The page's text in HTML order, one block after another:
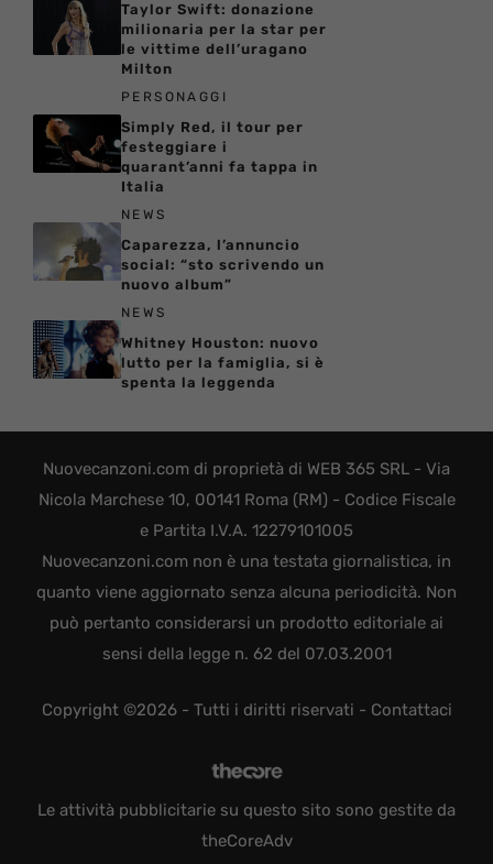
Taylor Swift: donazione
milionaria per la star per
le vittime dell’uragano
Milton
PERSONAGGI
Simply Red, il tour per
festeggiare i
quarant’anni fa tappa in
Italia
NEWS
Caparezza, l’annuncio
social: “sto scrivendo un
nuovo album”
NEWS
Whitney Houston: nuovo
lutto per la famiglia, si è
spenta la leggenda
Nuovecanzoni.com di proprietà di WEB 365 SRL - Via
Nicola Marchese 10, 00141 Roma (RM) - Codice Fiscale
e Partita I.V.A. 12279101005
Nuovecanzoni.com non è una testata giornalistica, in
quanto viene aggiornato senza alcuna periodicità. Non
può pertanto considerarsi un prodotto editoriale ai
sensi della legge n. 62 del 07.03.2001
Copyright ©2026 - Tutti i diritti riservati - Contattaci
Le attività pubblicitarie su questo sito sono gestite da
theCoreAdv